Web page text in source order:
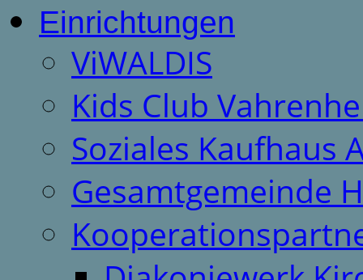
Einrichtungen
ViWALDIS
Kids Club
Soziales Kaufhaus
Gesamtgemeinde